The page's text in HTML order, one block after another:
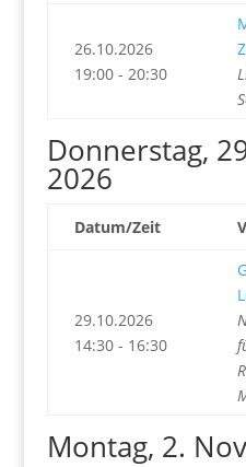
26.10.2026
19:00 - 20:30
Donnerstag,
2026
Datum/Zeit
29.10.2026
14:30 - 16:30
Montag, 2.